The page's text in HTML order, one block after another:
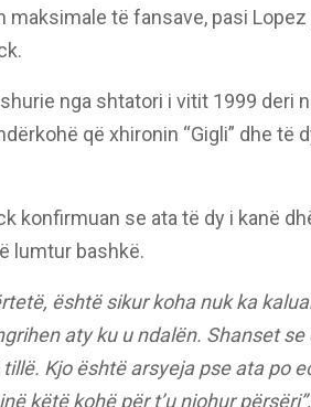
të fansave, pasi
nga shtatori i vitit 1999 deri
që xhironin “Gigli” dhe të
konfirmuan se ata të dy i kanë
lumtur bashkë.
është sikur koha nuk ka
aty ku u ndalën. Shanset se
Kjo është arsyeja pse ata po
këtë kohë për t’u njohur